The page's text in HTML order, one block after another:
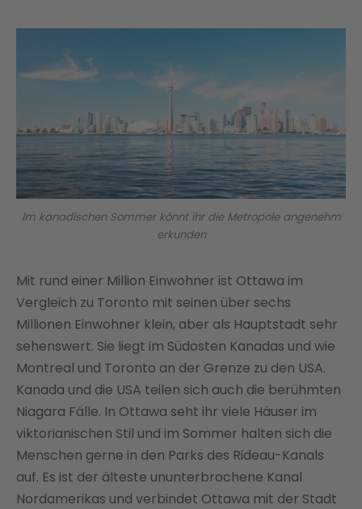
Im kanadischen Sommer könnt ihr die Metropole angenehm
erkunden
Mit rund einer Million Einwohner ist Ottawa im
Vergleich zu Toronto mit seinen über sechs
Millionen Einwohner klein, aber als Hauptstadt sehr
sehenswert. Sie liegt im Südosten Kanadas und wie
Montreal und Toronto an der Grenze zu den USA.
Kanada und die USA teilen sich auch die berühmten
Niagara Fälle. In Ottawa seht ihr viele Häuser im
viktorianischen Stil und im Sommer halten sich die
Menschen gerne in den Parks des Rideau-Kanals
auf. Es ist der älteste ununterbrochene Kanal
Nordamerikas und verbindet Ottawa mit der Stadt